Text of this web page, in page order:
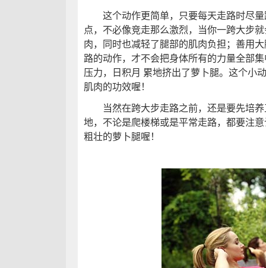
这个动作更简单，只要每天走路时尽量
点，不必像竞走那么激烈，当你一跨大步
肉，同时也减轻了腿部的肌肉负担；善用
路的动作，才不会把身体所有的力量全部
压力，日积月 累地挤出了萝卜腿。这个小
肌肉的功效喔！
当然在跨大步走路之前，还是要先培养
地，不论是爬楼梯或是平常走路，都要注
粗壮的萝卜腿喔！